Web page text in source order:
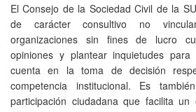
El Consejo de la Sociedad Civil de la
de carácter consultivo no
organizaciones sin fines de lucro
opiniones y plantear inquietudes
cuenta en la toma de decisión
competencia institucional. Es
participación ciudadana que facilita un